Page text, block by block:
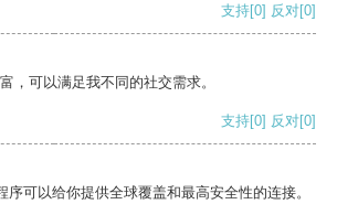
支持[0] 反对[0]
，可以满足我不同的社交需求。
支持[0] 反对[0]
可以给你提供全球覆盖和最高安全性的连接。